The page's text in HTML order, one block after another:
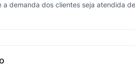
demanda dos clientes seja atendida